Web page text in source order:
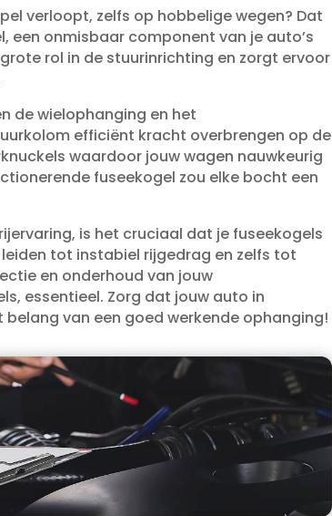
verloopt, zelfs op hobbelige wegen? Dat
een onmisbaar component van je auto’s
rol in de stuurinrichting en zorgt ervoor
de wielophanging en het
efficiënt kracht overbrengen op de
waardoor jouw wagen nauwkeurig
fuseekogel zou elke bocht een
is het cruciaal dat je fuseekogels
tot instabiel rijgedrag en zelfs tot
en onderhoud van jouw
essentieel.​ Zorg dat jouw auto in
van een goed werkende ophanging!